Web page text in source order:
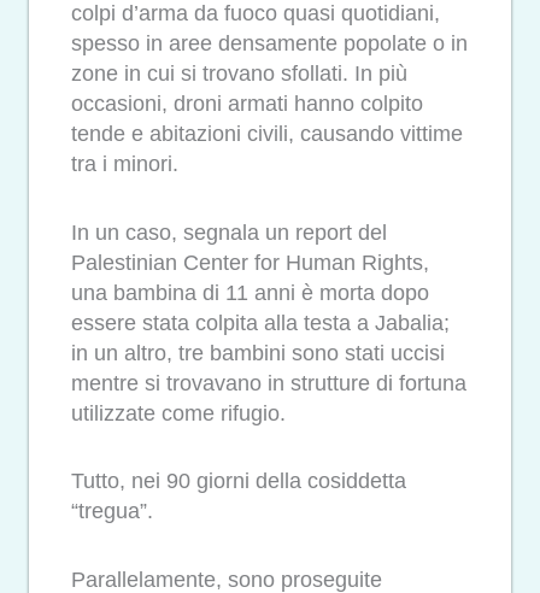
colpi d’arma da fuoco quasi quotidiani,
spesso in aree densamente popolate o in
zone in cui si trovano sfollati. In più
occasioni, droni armati hanno colpito
tende e abitazioni civili, causando vittime
tra i minori.
In un caso, segnala un report del
Palestinian Center for Human Rights,
una bambina di 11 anni è morta dopo
essere stata colpita alla testa a Jabalia;
in un altro, tre bambini sono stati uccisi
mentre si trovavano in strutture di fortuna
utilizzate come rifugio.
Tutto, nei 90 giorni della cosiddetta
“tregua”.
Parallelamente, sono proseguite